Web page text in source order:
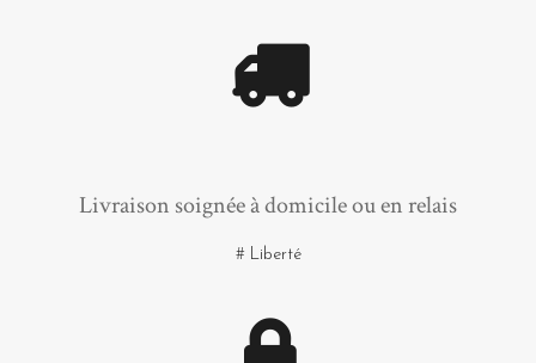
Livraison soignée à domicile ou en relais
# Liberté